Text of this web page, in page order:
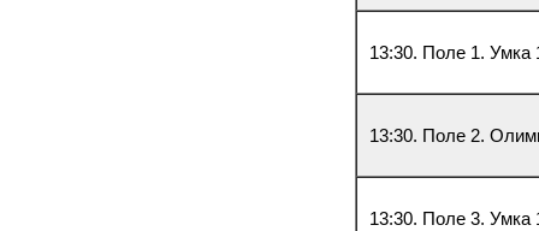
13:30. Поле 1. Умка
13:30. Поле 2.
13:30. Поле 3. Умка